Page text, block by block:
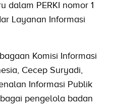
dalam PERKI nomor 1
Layanan Informasi
Komisi Informasi
Cecep Suryadi,
Informasi Publik
pengelola badan